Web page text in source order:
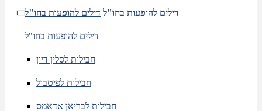
דילים להופעות בחו"ל דילים להופעות בחו"ל
דילים להופעות בחו"ל
חבילות לסלין דיון
חבילות לפיטבול
חבילות לבריאן אדאמס